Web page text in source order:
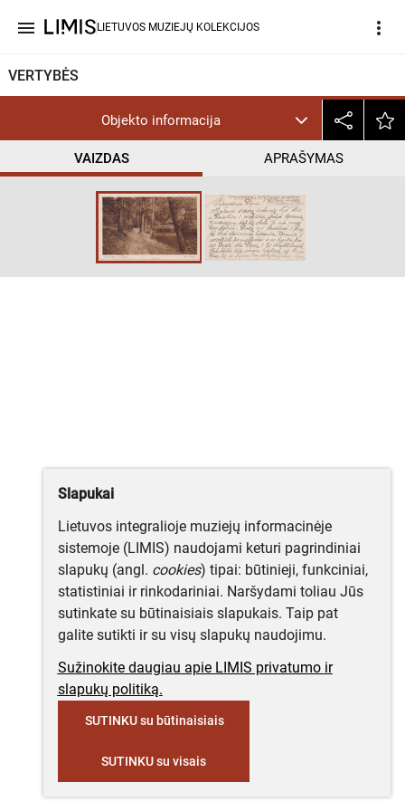
menu LIETUVOS MUZIEJŲ KOLEKCIJOS more_vert
VERTYBĖS
Objekto informacija
VAIZDAS APRAŠYMAS
CC BY help_outline
Slapukai
Lietuvos integralioje muziejų informacinėje
sistemoje (LIMIS) naudojami keturi pagrindiniai
slapukų (angl. cookies) tipai: būtinieji, funkciniai,
statistiniai ir rinkodariniai. Naršydami toliau Jūs
sutinkate su būtinaisiais slapukais. Taip pat
galite sutikti ir su visų slapukų naudojimu.
Sužinokite daugiau apie LIMIS privatumo ir
slapukų politiką.
SUTINKU su būtinaisiais
SUTINKU su visais